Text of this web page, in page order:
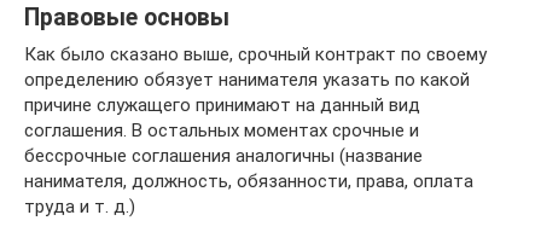
Правовые основы
Как было сказано выше, срочный контракт по своему
определению обязует нанимателя указать по какой
причине служащего принимают на данный вид
соглашения. В остальных моментах срочные и
бессрочные соглашения аналогичны (название
нанимателя, должность, обязанности, права, оплата
труда и т. д.)